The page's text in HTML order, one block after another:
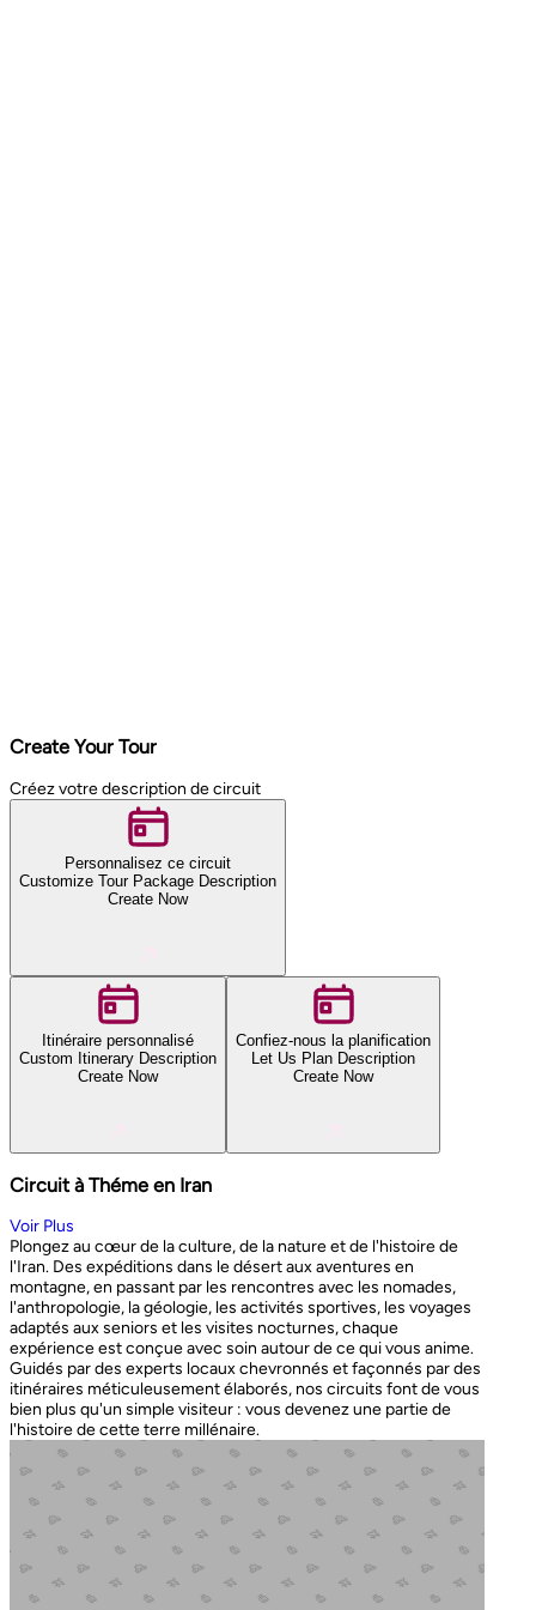
Create Your Tour
Créez votre description de circuit
Personnalisez ce circuit
Customize Tour Package Description
Create Now
Itinéraire personnalisé
Custom Itinerary Description
Create Now
Confiez-nous la planification
Let Us Plan Description
Create Now
Circuit à Théme en Iran
Voir Plus
Plongez au cœur de la culture, de la nature et de l'histoire de
l'Iran. Des expéditions dans le désert aux aventures en
montagne, en passant par les rencontres avec les nomades,
l'anthropologie, la géologie, les activités sportives, les voyages
adaptés aux seniors et les visites nocturnes, chaque
expérience est conçue avec soin autour de ce qui vous anime.
Guidés par des experts locaux chevronnés et façonnés par des
itinéraires méticuleusement élaborés, nos circuits font de vous
bien plus qu'un simple visiteur : vous devenez une partie de
l'histoire de cette terre millénaire.